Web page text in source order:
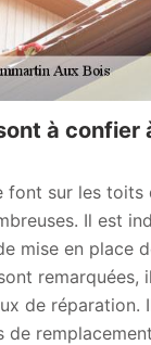
à confier
font sur les toits
Il est
mise en place
remarquées,
de réparation.
de